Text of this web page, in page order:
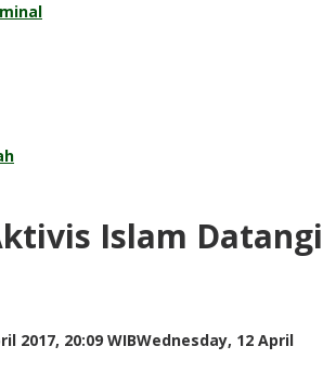
Islam Datangi
2017, 20:09 WIBWednesday, 12 April